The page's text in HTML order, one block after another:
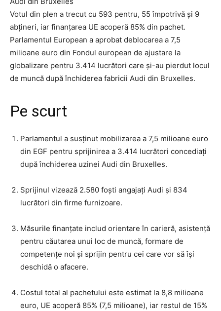
Votul din plen a trecut cu 593 pentru, 55 împotrivă și 9
abțineri, iar finanțarea UE acoperă 85% din pachet.
Parlamentul European a aprobat deblocarea a 7,5
milioane euro din Fondul european de ajustare la
globalizare pentru 3.414 lucrători care și-au pierdut locul
de muncă după închiderea fabricii Audi din Bruxelles.
Pe scurt
Parlamentul a susținut mobilizarea a 7,5 milioane euro
din EGF pentru sprijinirea a 3.414 lucrători concediați
după închiderea uzinei Audi din Bruxelles.
Sprijinul vizează 2.580 foști angajați Audi și 834
lucrători din firme furnizoare.
Măsurile finanțate includ orientare în carieră, asistență
pentru căutarea unui loc de muncă, formare de
competențe noi și sprijin pentru cei care vor să își
deschidă o afacere.
Costul total al pachetului este estimat la 8,8 milioane
euro, UE acoperă 85% (7,5 milioane), iar restul de 15%